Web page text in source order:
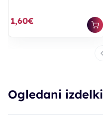
1,60€
Ogledani izdelki